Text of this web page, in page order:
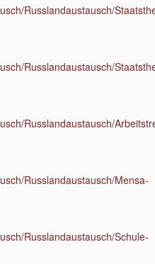
Russlandaustausch/
Russlandaustausch/
Russlandaustausch/
Russlandaustausch/Mensa-
Russlandaustausch/Schule-